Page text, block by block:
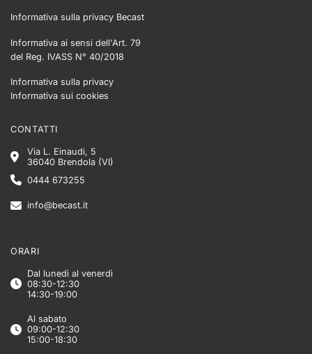
Informativa sulla privacy Becast
Informativa ai sensi dell'Art. 79
del Reg. IVASS N° 40/2018
Informativa sulla privacy
Informativa sui cookies
CONTATTI
Via L. Einaudi, 5
36040 Brendola (VI)
0444 673255
info@becast.it
ORARI
Dal lunedì al venerdì
08:30-12:30
14:30-19:00
Al sabato
09:00-12:30
15:00-18:30